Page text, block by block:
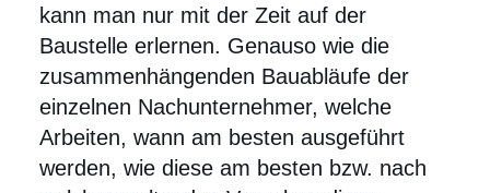
kann man nur mit der Zeit auf der
Baustelle erlernen. Genauso wie die
zusammenhängenden Bauabläufe der
einzelnen Nachunternehmer, welche
Arbeiten, wann am besten ausgeführt
werden, wie diese am besten bzw. nach